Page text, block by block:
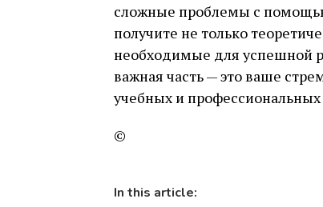
сложные проблемы с
получите не только
необходимые для успешной
важная часть — это ваше
учебных и
©
In this article: